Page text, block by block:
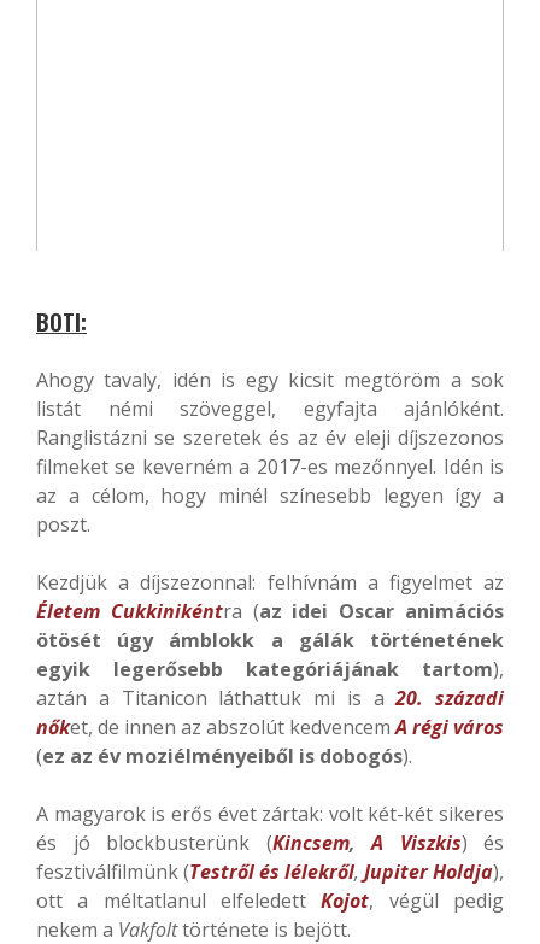
BOTI:
Ahogy tavaly, idén is egy kicsit megtöröm a sok
listát némi szöveggel, egyfajta ajánlóként.
Ranglistázni se szeretek és az év eleji díjszezonos
filmeket se keverném a 2017-es mezőnnyel. Idén is
az a célom, hogy minél színesebb legyen így a
poszt.
Kezdjük a díjszezonnal: felhívnám a figyelmet az
Életem Cukkinikéntra (az idei Oscar animációs
ötösét úgy ámblokk a gálák történetének
egyik legerősebb kategóriájának tartom),
aztán a Titanicon láthattuk mi is a20. századi
nőket, de innen az abszolút kedvencemA régi város
(ez az év moziélményeiből is dobogós).
A magyarok is erős évet zártak: volt két-két sikeres
és jó blockbusterünk (Kincsem,A Viszkis) és
fesztiválfilmünk (Testről és lélekről, Jupiter Holdja),
ott a méltatlanul elfeledettKojot, végül pedig
nekem a Vakfolttörténete is bejött.